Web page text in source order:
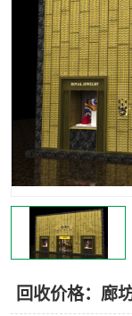
回收价格：廊